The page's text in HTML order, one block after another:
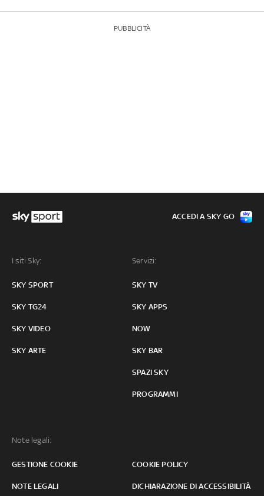
PUBBLICITÀ
I siti Sky:
SKY SPORT
SKY TG24
SKY VIDEO
SKY ARTE
Servizi:
SKY TV
SKY APPS
NOW
SKY BAR
SPAZI SKY
PROGRAMMI
Note legali:
GESTIONE COOKIE COOKIE POLICY
NOTE LEGALI DICHIARAZIONE DI ACCESSIBILITÀ
ACCEDI A SKY GO